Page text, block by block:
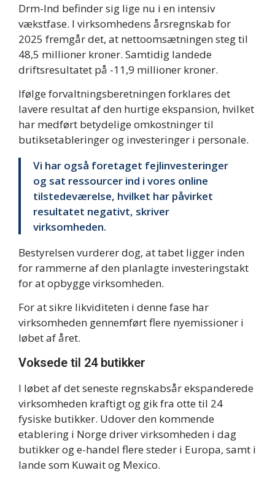
Drm-lnd befinder sig lige nu i en intensiv
vækstfase. I virksomhedens årsregnskab for
2025 fremgår det, at nettoomsætningen steg til
48,5 millioner kroner. Samtidig landede
driftsresultatet på -11,9 millioner kroner.
Ifølge forvaltningsberetningen forklares det
lavere resultat af den hurtige ekspansion, hvilket
har medført betydelige omkostninger til
butiksetableringer og investeringer i personale.
Vi har også foretaget fejlinvesteringer
og sat ressourcer ind i vores online
tilstedeværelse, hvilket har påvirket
resultatet negativt, skriver
virksomheden.
Bestyrelsen vurderer dog, at tabet ligger inden
for rammerne af den planlagte investeringstakt
for at opbygge virksomheden.
For at sikre likviditeten i denne fase har
virksomheden gennemført flere nyemissioner i
løbet af året.
Voksede til 24 butikker
I løbet af det seneste regnskabsår ekspanderede
virksomheden kraftigt og gik fra otte til 24
fysiske butikker. Udover den kommende
etablering i Norge driver virksomheden i dag
butikker og e-handel flere steder i Europa, samt i
lande som Kuwait og Mexico.